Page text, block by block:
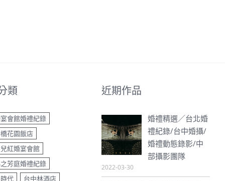
類
會館婚禮紀錄
花園飯店
紅婚宴會館
芳庭婚禮紀錄
代
台中林酒店
近期作品
婚禮精選／台北婚
禮紀錄/台中婚攝/
婚禮動態錄影/中
部攝影團隊
2022-03-30